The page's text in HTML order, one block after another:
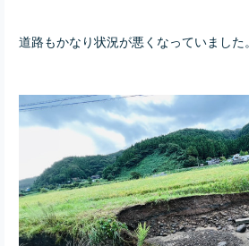
道路もかなり状況が悪くなっていました。